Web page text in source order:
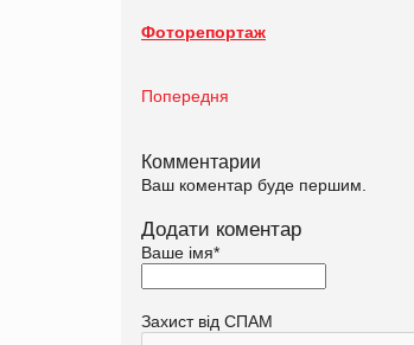
Фоторепортаж
Попередня
Комментарии
Ваш коментар буде першим.
Додати коментар
Ваше імя*
Захист від СПАМ